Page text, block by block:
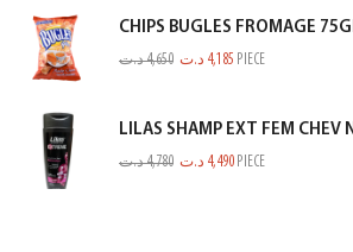
CHIPS BUGLES FROMAGE
4,650د.ت 4,185 د.ت PIECE
LILAS SHAMP EXT FEM CHEV
4,780د.ت 4,490 د.ت PIECE